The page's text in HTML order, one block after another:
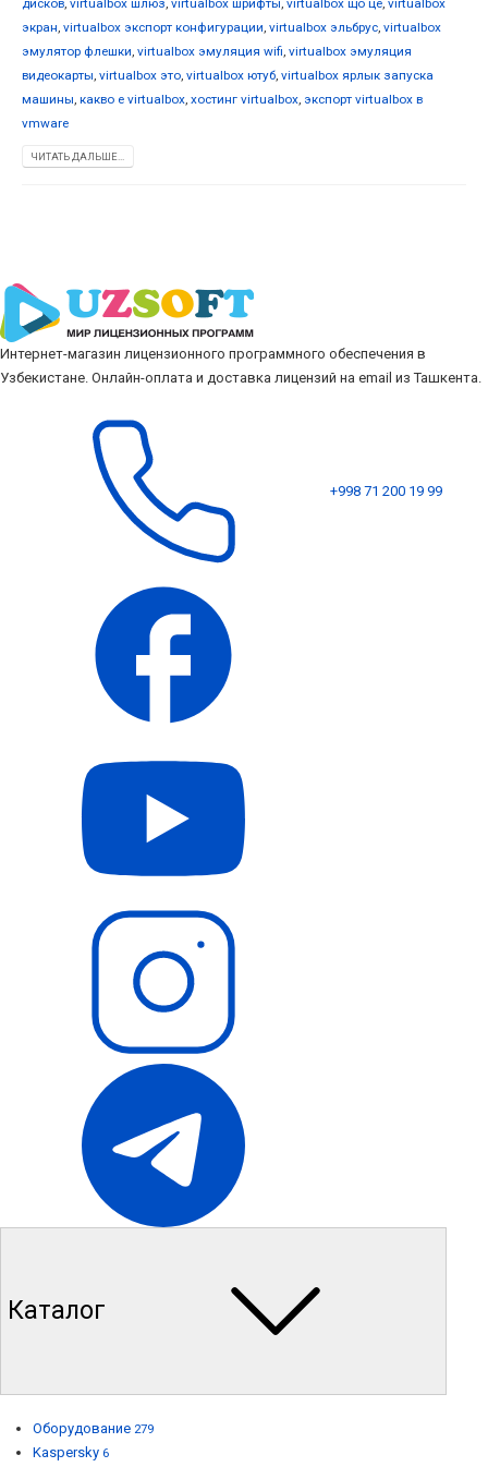
дисков, virtualbox шлюз, virtualbox шрифты, virtualbox що це, virtualbox
экран, virtualbox экспорт конфигурации, virtualbox эльбрус, virtualbox
эмулятор флешки, virtualbox эмуляция wifi, virtualbox эмуляция
видеокарты, virtualbox это, virtualbox ютуб, virtualbox ярлык запуска
машины, какво е virtualbox, хостинг virtualbox, экспорт virtualbox в
vmware
ЧИТАТЬ ДАЛЬШЕ...
Интернет-магазин лицензионного программного обеспечения в
Узбекистане. Онлайн-оплата и доставка лицензий на email из Ташкента.
+998 71 200 19 99
Каталог
Оборудование 279
Kaspersky 6